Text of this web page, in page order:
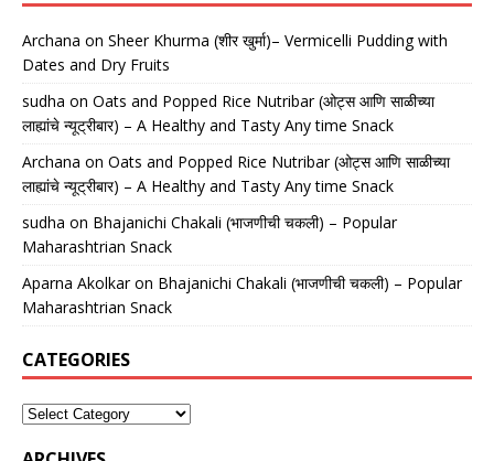
Archana on Sheer Khurma (शीर खुर्मा)– Vermicelli Pudding with
Dates and Dry Fruits
sudha on Oats and Popped Rice Nutribar (ओट्स आणि साळीच्या
लाह्यांचे न्यूट्रीबार) – A Healthy and Tasty Any time Snack
Archana on Oats and Popped Rice Nutribar (ओट्स आणि साळीच्या
लाह्यांचे न्यूट्रीबार) – A Healthy and Tasty Any time Snack
sudha on Bhajanichi Chakali (भाजणीची चकली) – Popular
Maharashtrian Snack
Aparna Akolkaron Bhajanichi Chakali (भाजणीची चकली) – Popular
Maharashtrian Snack
CATEGORIES